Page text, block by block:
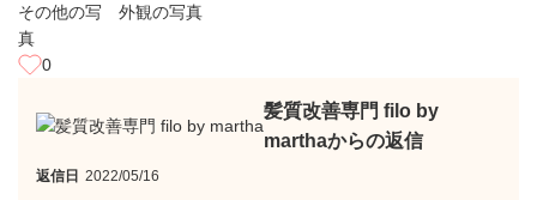
0
髪質改善専門 filo by
marthaからの返信
返信日 2022/05/16